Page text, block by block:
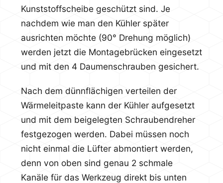
Kunststoffscheibe geschützt sind. Je
nachdem wie man den Kühler später
ausrichten möchte (90° Drehung möglich)
werden jetzt die Montagebrücken eingesetzt
und mit den 4 Daumenschrauben gesichert.
Nach dem dünnflächigen verteilen der
Wärmeleitpaste kann der Kühler aufgesetzt
und mit dem beigelegten Schraubendreher
festgezogen werden. Dabei müssen noch
nicht einmal die Lüfter abmontiert werden,
denn von oben sind genau 2 schmale
Kanäle für das Werkzeug direkt bis unten